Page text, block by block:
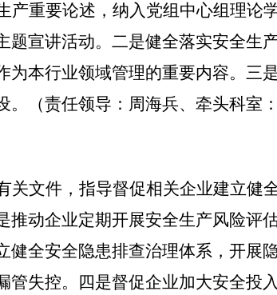
产重要论述，纳入党组中心组理论
宣讲活动。 二是健全落实安全生
本行业领域管理的重要内容。 三
。（责任领导：周海兵、牵头科室
关文件，指导督促相关企业建立健
推动企业定期开展安全生产风险评
健全安全隐患排查治理体系，开展
失控。 四是督促企业加大安全投